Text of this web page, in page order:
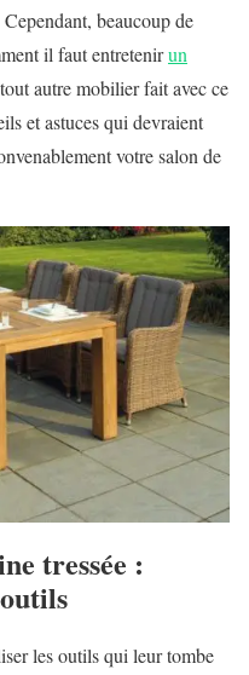
beaucoup de
il faut entretenirun
autre mobilier fait avec ce
et astuces qui devraient
votre salon de
tressée :
les outils qui leur tombe